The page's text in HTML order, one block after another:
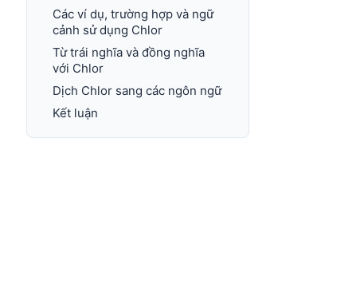
Các ví dụ, trường hợp và ngữ
cảnh sử dụng Chlor
Từ trái nghĩa và đồng nghĩa
với Chlor
Dịch Chlor sang các ngôn ngữ
Kết luận